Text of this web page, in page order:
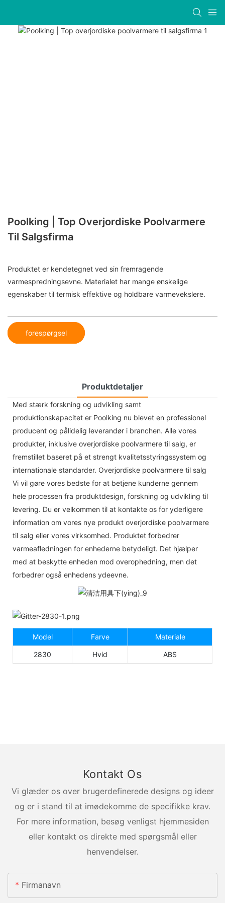
Poolking | Top Overjordiske Poolvarmere
Til Salgsfirma
Produktet er kendetegnet ved sin fremragende
varmespredningsevne. Materialet har mange ønskelige
egenskaber til termisk effektive og holdbare varmevekslere.
forespørgsel
Produktdetaljer
Med stærk forskning og udvikling samt
produktionskapacitet er Poolking nu blevet en professionel
producent og pålidelig leverandør i branchen. Alle vores
produkter, inklusive overjordiske poolvarmere til salg, er
fremstillet baseret på et strengt kvalitetsstyringssystem og
internationale standarder. Overjordiske poolvarmere til salg
Vi vil gøre vores bedste for at betjene kunderne gennem
hele processen fra produktdesign, forskning og udvikling til
levering. Du er velkommen til at kontakte os for yderligere
information om vores nye produkt overjordiske poolvarmere
til salg eller vores virksomhed. Produktet forbedrer
varmeafledningen for enhederne betydeligt. Det hjælper
med at beskytte enheden mod overophedning, men det
forbedrer også enhedens ydeevne.
Model Farve Materiale
2830 Hvid ABS
Kontakt Os
Vi glæder os over brugerdefinerede designs og ideer
og er i stand til at imødekomme de specifikke krav.
For mere information, besøg venligst hjemmesiden
eller kontakt os direkte med spørgsmål eller
henvendelser.
Firmanavn